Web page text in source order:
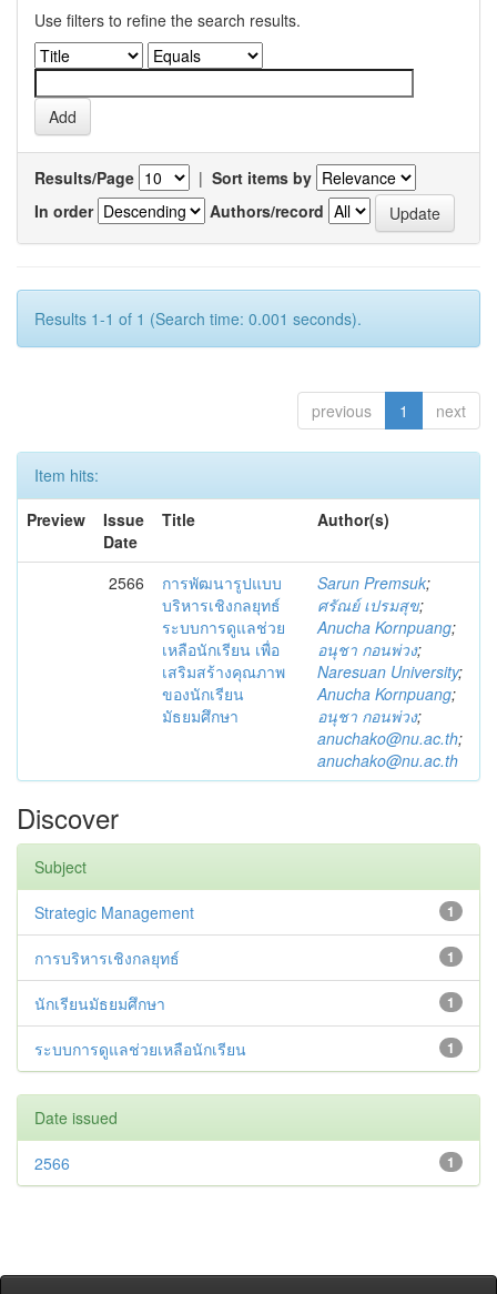
Use filters to refine the search results.
Results/Page | Sort items by
In order
Authors/record
Results 1-1 of 1 (Search time: 0.001 seconds).
previous 1 next
Item hits:
Preview
Issue
Date
Title Author(s)
2566
การพัฒนารูปแบบ
บริหารเชิงกลยุทธ์
ระบบการดูแลช่วย
เหลือนักเรียน เพื่อ
เสริมสร้างคุณภาพ
ของนักเรียน
มัธยมศึกษา
Sarun Premsuk;
ศรัณย์ เปรมสุข;
Anucha Kornpuang;
อนุชา กอนพ่วง;
Naresuan University;
Anucha Kornpuang;
อนุชา กอนพ่วง;
anuchako@nu.ac.th;
anuchako@nu.ac.th
Discover
Subject
1
Strategic Management
1
การบริหารเชิงกลยุทธ์
1
นักเรียนมัธยมศึกษา
1
ระบบการดูแลช่วยเหลือนักเรียน
Date issued
1
2566